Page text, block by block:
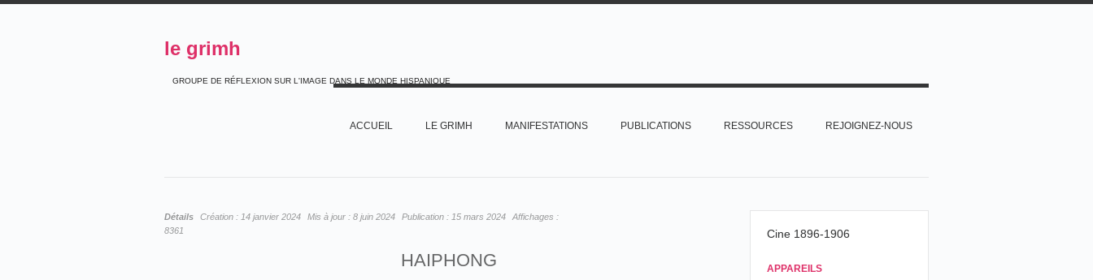
le grimh
GROUPE DE RÉFLEXION SUR L'IMAGE DANS LE MONDE HISPANIQUE
ACCUEIL LE GRIMH MANIFESTATIONS PUBLICATIONS RESSOURCES REJOIGNEZ-NOUS
Détails Création : 14 janvier 2024 Mis à jour : 8 juin 2024 Publication : 15 mars 2024
Affichages :
8361
HAIPHONG
Cine 1896-1906
APPAREILS